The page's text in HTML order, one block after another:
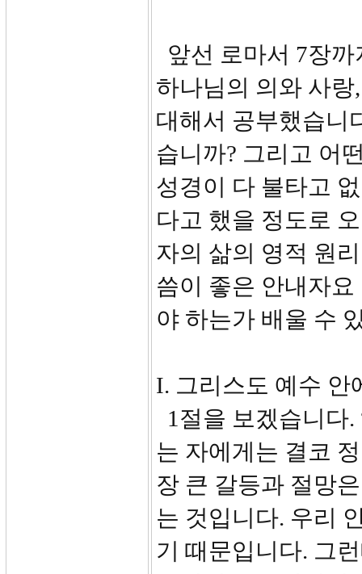
앞선 로마서 7장
하나님의 의와 사
대해서 공부했습니
습니까? 그리고 어
성경이 다 불타고
다고 했을 정도로
자의 삶의 영적 원
씀이 좋은 안내자
야 하는가 배울 수
I. 그리스도 예수 안
1절을 보겠습니다
는 자에게는 결코
장 큰 갈등과 절망
는 것입니다. 우리
기 때문입니다. 그